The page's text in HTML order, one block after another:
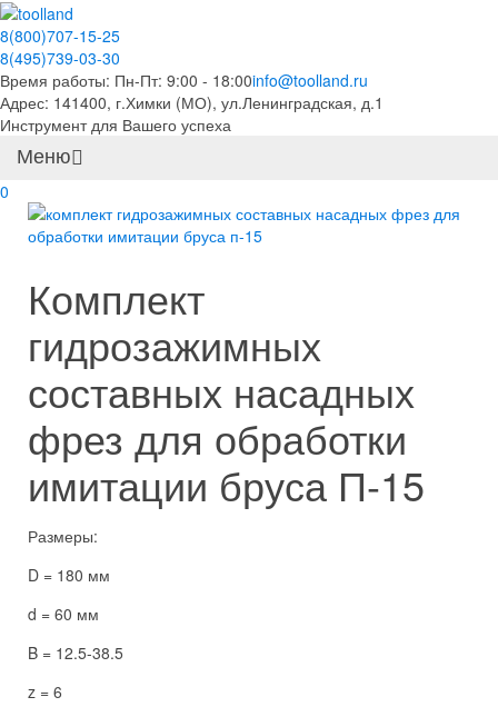
8(800)707-15-25
8(495)739-03-30
Время работы: Пн-Пт: 9:00 - 18:00info@toolland.ru
Адрес: 141400, г.Химки (МО), ул.Ленинградская, д.1
Инструмент для Вашего успеха
Меню
0
Комплект
гидрозажимных
составных насадных
фрез для обработки
имитации бруса П-15
Размеры:
D = 180 мм
d = 60 мм
B = 12.5-38.5
z = 6